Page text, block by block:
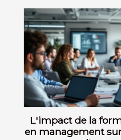
L'impact de la
en management